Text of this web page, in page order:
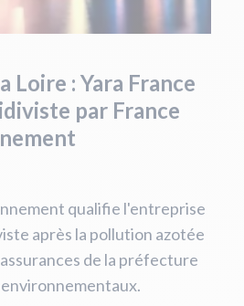
Loire : Yara France
par France
qualifie l'entreprise
après la pollution azotée
de la préfecture